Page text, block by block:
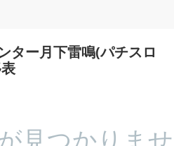
ター月下雷鳴(パチスロ
見つかりませ